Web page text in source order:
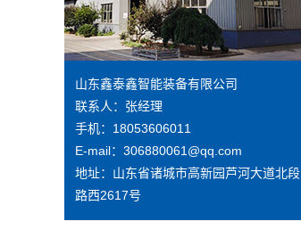
山东鑫泰鑫智能装备有限公司
联系人：张经理
手机：18053606011
E-mail：306880061@qq.com
地址：山东省诸城市高新园芦河大道北段
路西2617号